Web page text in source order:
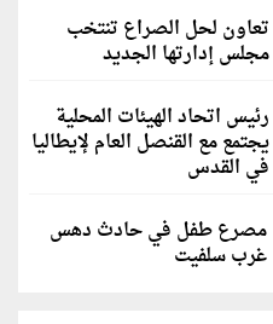
تعاون لحل الصراع تنتخب
مجلس إدارتها الجديد
رئيس اتحاد الهيئات المحلية
يجتمع مع القنصل العام لإيطاليا
في القدس
مصرع طفل في حادث دهس
غرب سلفيت